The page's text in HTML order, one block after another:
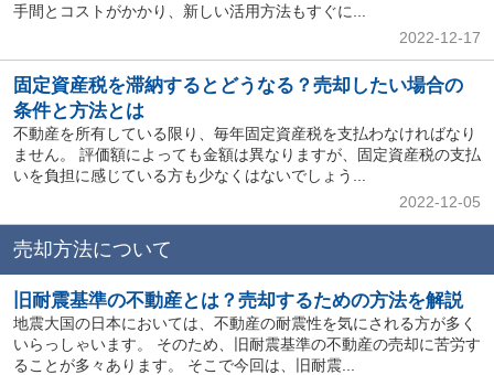
手間とコストがかかり、新しい活用方法もすぐに...
2022-12-17
固定資産税を滞納するとどうなる？売却したい場合の
条件と方法とは
不動産を所有している限り、毎年固定資産税を支払わなければなり
ません。 評価額によっても金額は異なりますが、固定資産税の支払
いを負担に感じている方も少なくはないでしょう...
2022-12-05
売却方法について
旧耐震基準の不動産とは？売却するための方法を解説
地震大国の日本においては、不動産の耐震性を気にされる方が多く
いらっしゃいます。 そのため、旧耐震基準の不動産の売却に苦労す
ることが多々あります。 そこで今回は、旧耐震...